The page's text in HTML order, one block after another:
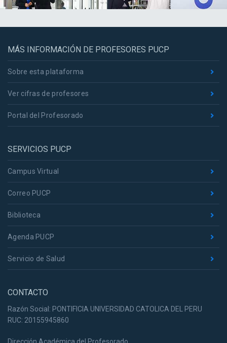
MÁS INFORMACIÓN DE PROFESORES PUCP
Sobre esta plataforma
Ver cifras de profesores
Portal del Profesorado
SERVICIOS PUCP
Campus Virtual
Correo PUCP
Biblioteca
Agenda PUCP
Servicio de Salud
CONTACTO
Razón Social: PONTIFICIA UNIVERSIDAD CATOLICA DEL PERU
RUC: 20155945860